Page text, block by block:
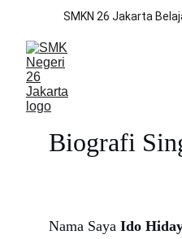
SMKN 26 Jakarta
Biografi
Nama Saya Ido